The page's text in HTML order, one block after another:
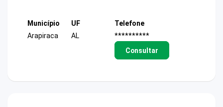
Município
Arapiraca
UF
AL
Telefone
**********
Consultar